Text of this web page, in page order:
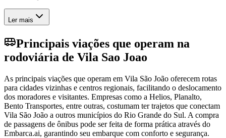
Ler mais
Principais viações que operam na
rodoviária de Vila Sao Joao
As principais viações que operam em Vila São João oferecem rotas
para cidades vizinhas e centros regionais, facilitando o deslocamento
dos moradores e visitantes. Empresas como a Helios, Planalto,
Bento Transportes, entre outras, costumam ter trajetos que conectam
Vila São João a outros municípios do Rio Grande do Sul. A compra
de passagens de ônibus pode ser feita de forma prática através do
Embarca.ai, garantindo seu embarque com conforto e segurança.